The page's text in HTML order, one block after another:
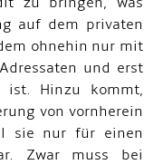
auf dem privaten
ohnehin nur mit
und erst
ist. Hinzu kommt,
von vornherein
sie nur für einen
Zwar muss bei